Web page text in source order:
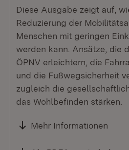
Diese Ausgabe zeigt auf,
Reduzierung der
Menschen mit geringen
werden kann. Ansätze, die
ÖPNV erleichtern, die
und die Fußwegsicherheit
zugleich die
das Wohlbefinden stärken.
Mehr Informationen